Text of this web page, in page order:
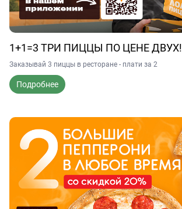
1+1=3 ТРИ ПИЦЦЫ ПО ЦЕНЕ ДВУХ!
Заказывай 3 пиццы в ресторане - плати за 2
Подробнее